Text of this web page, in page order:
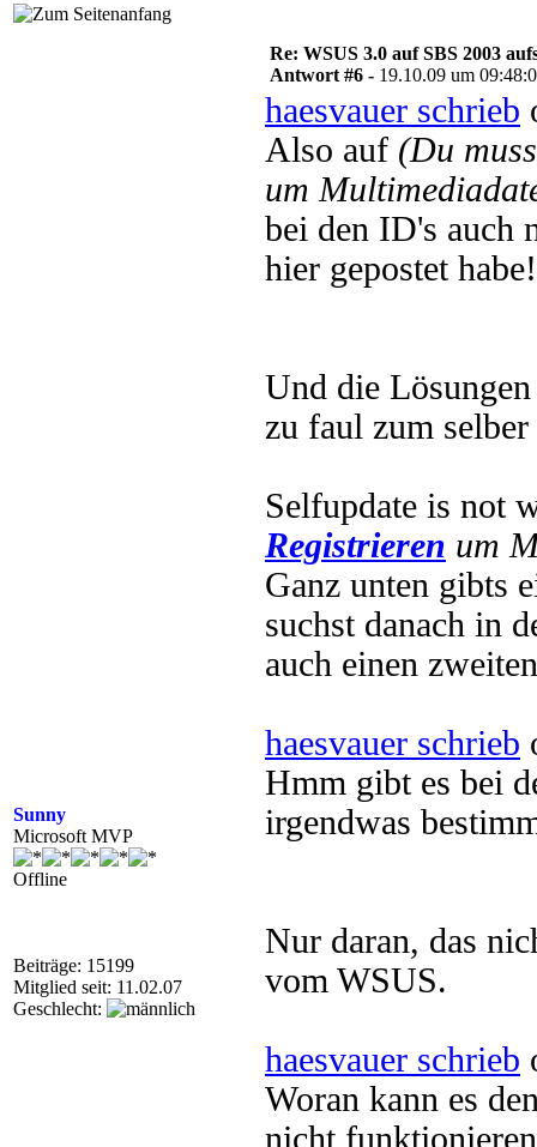
Sunny
Microsoft MVP
Offline
Beiträge: 15199
Mitglied seit: 11.02.07
Geschlecht:
Re: WSUS 3.0 auf SBS 2003
Antwort #6 - 19.10.09 um
haesvauer schrieb
Also auf (Du
um
bei den ID's auch
hier gepostet habe!
Und die
zu faul zum selber
Selfupdate is not
Registrieren um
Ganz unten gibts
suchst danach in
auch einen
haesvauer schrieb
Hmm gibt es bei
irgendwas
Nur daran, das
vom WSUS.
haesvauer schrieb
Woran kann es
nicht